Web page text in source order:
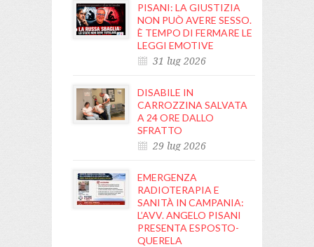
PISANI: LA GIUSTIZIA
NON PUÒ AVERE SESSO.
È TEMPO DI FERMARE LE
LEGGI EMOTIVE
31 lug 2026
DISABILE IN
CARROZZINA SALVATA
A 24 ORE DALLO
SFRATTO
29 lug 2026
EMERGENZA
RADIOTERAPIA E
SANITÀ IN CAMPANIA:
L’AVV. ANGELO PISANI
PRESENTA ESPOSTO-
QUERELA